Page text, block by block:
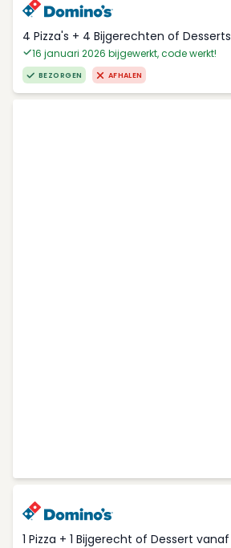
4 Pizza's + 4 Bijgerechten of
16 januari 2026 bijgewerkt, code werkt!
BEZORGEN AFHALEN
1 Pizza + 1 Bijgerecht of Dessert vanaf